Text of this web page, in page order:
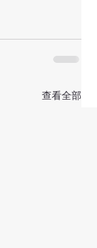
查看全部